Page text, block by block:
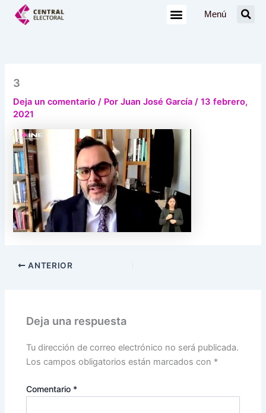
Menú
3
Deja un comentario / PorJuan José García/13 febrero,
2021
ANTERIOR
Deja una respuesta
Tu dirección de correo electrónico no será publicada.
Los campos obligatorios están marcados con *
Comentario *